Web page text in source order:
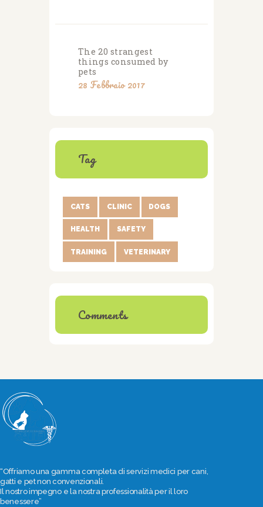
The 20 strangest
things consumed by
pets
28 Febbraio 2017
Tag
CATS CLINIC DOGS
HEALTH SAFETY
TRAINING VETERINARY
Comments
“Offriamo una gamma completa di servizi medici per cani,
gatti e pet non convenzionali.
Il nostro impegno e la nostra professionalità per il loro
benessere”